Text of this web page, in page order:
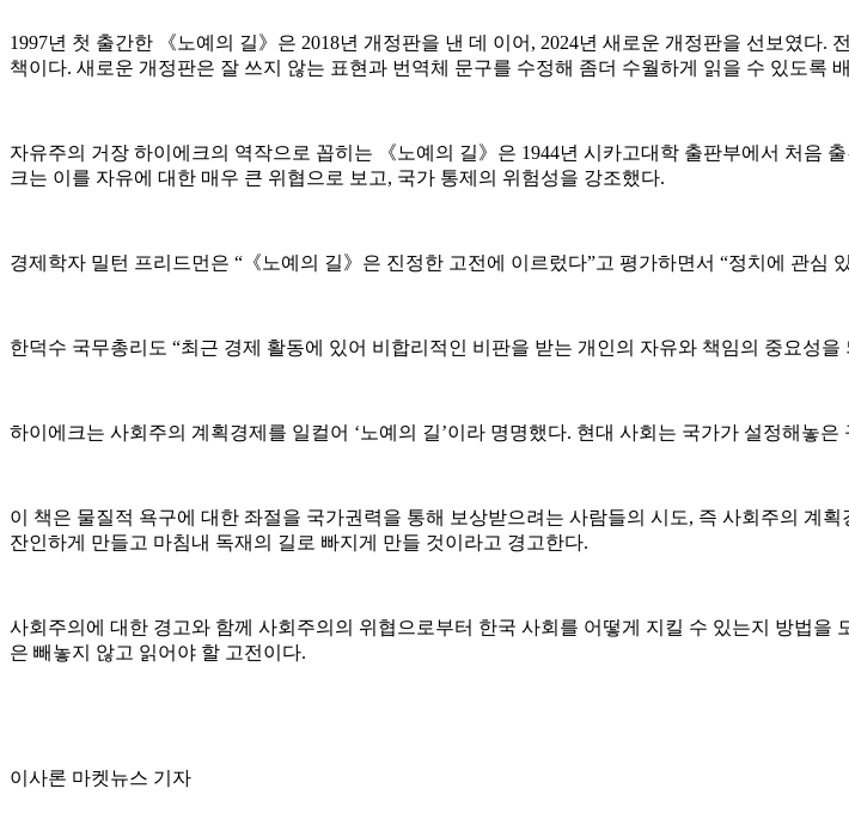
1997년 첫 출간한 《노예의 길》은 2018년 개정판을 낸 데 이어, 2024년 새로운 개정판을 선보였
책이다. 새로운 개정판은 잘 쓰지 않는 표현과 번역체 문구를 수정해 좀더 수월하게 읽을 수 있도록
자유주의 거장 하이에크의 역작으로 꼽히는 《노예의 길》은 1944년 시카고대학 출판부에서 처음
크는 이를 자유에 대한 매우 큰 위협으로 보고, 국가 통제의 위험성을 강조했다.
경제학자 밀턴 프리드먼은 “《노예의 길》은 진정한 고전에 이르렀다”고 평가하면서 “정치에 관심
한덕수 국무총리도 “최근 경제 활동에 있어 비합리적인 비판을 받는 개인의 자유와 책임의 중요성
하이에크는 사회주의 계획경제를 일컬어 ‘노예의 길’이라 명명했다. 현대 사회는 국가가 설정해놓
이 책은 물질적 욕구에 대한 좌절을 국가권력을 통해 보상받으려는 사람들의 시도, 즉 사회주의 계
잔인하게 만들고 마침내 독재의 길로 빠지게 만들 것이라고 경고한다.
사회주의에 대한 경고와 함께 사회주의의 위협으로부터 한국 사회를 어떻게 지킬 수 있는지 방법을
은 빼놓지 않고 읽어야 할 고전이다.
이사론 마켓뉴스 기자